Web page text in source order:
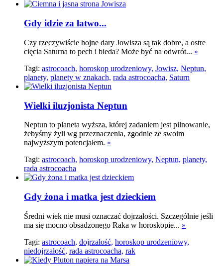
Gdy idzie za łatwo...
Czy rzeczywiście hojne dary Jowisza są tak dobre, a ostre
cięcia Saturna to pech i bieda? Może być na odwrót... »
Tagi: astrocoach, horoskop urodzeniowy, Jowisz, Neptun,
planety, planety w znakach, rada astrocoacha, Saturn
Wielki iluzjonista Neptun
Neptun to planeta wyższa, której zadaniem jest pilnowanie,
żebyśmy żyli wg przeznaczenia, zgodnie ze swoim
najwyższym potencjałem. »
Tagi: astrocoach, horoskop urodzeniowy, Neptun, planety,
rada astrocoacha
Gdy żona i matka jest dzieckiem
Średni wiek nie musi oznaczać dojrzałości. Szczególnie jeśli
ma się mocno obsadzonego Raka w horoskopie... »
Tagi: astrocoach, dojrzałość, horoskop urodzeniowy,
niedojrzałość, rada astrocoacha, rak